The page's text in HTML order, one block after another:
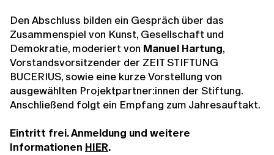
Den Abschluss bilden ein Gespräch über das
Zusammenspiel von Kunst, Gesellschaft und
Demokratie, moderiert von Manuel Hartung,
Vorstandsvorsitzender der ZEIT STIFTUNG
BUCERIUS, sowie eine kurze Vorstellung von
ausgewählten Projektpartner:innen der Stiftung.
Anschließend folgt ein Empfang zum Jahresauftakt.
Eintritt frei. Anmeldung und weitere
Informationen HIER.